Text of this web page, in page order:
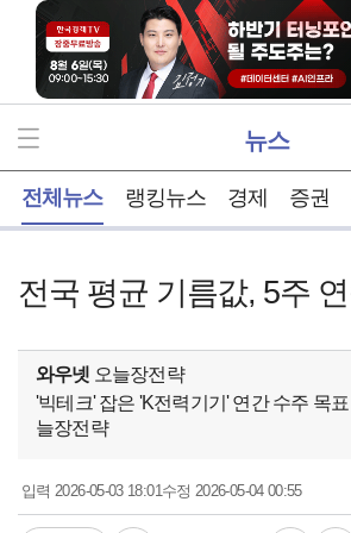
뉴스
전체뉴스 랭킹뉴스 경제 증권
전국 평균 기름값, 5주
와우넷 오늘장전략
'빅테크' 잡은 'K전력기기' 연간 수주 목
늘장전략
입력 2026-05-03 18:01 수정 2026-05-04 00:55